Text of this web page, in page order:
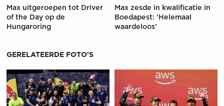
Max uitgeroepen tot Driver
of the Day op de
Hungaroring
Max zesde in kwalificatie in
Boedapest: 'Helemaal
waardeloos'
GERELATEERDE FOTO'S